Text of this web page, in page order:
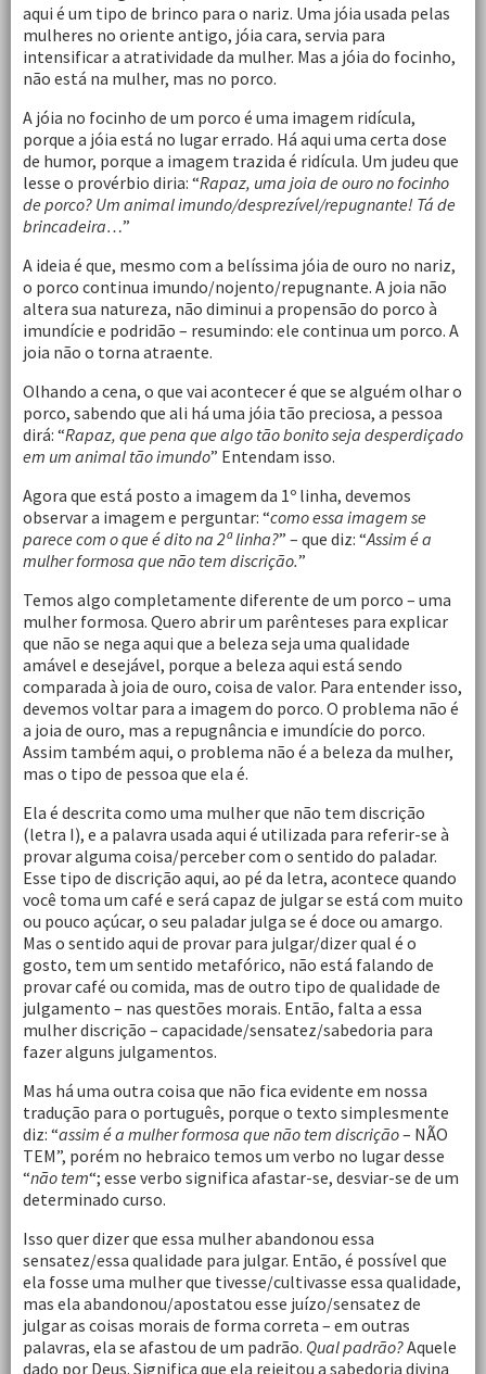
aqui é um tipo de brinco para o nariz. Uma jóia usada pelas
mulheres no oriente antigo, jóia cara, servia para
intensificar a atratividade da mulher. Mas a jóia do focinho,
não está na mulher, mas no porco.
A jóia no focinho de um porco é uma imagem ridícula,
porque a jóia está no lugar errado. Há aqui uma certa dose
de humor, porque a imagem trazida é ridícula. Um judeu que
lesse o provérbio diria: “Rapaz, uma joia de ouro no focinho
de porco? Um animal imundo/desprezível/repugnante! Tá de
brincadeira…”
A ideia é que, mesmo com a belíssima jóia de ouro no nariz,
o porco continua imundo/nojento/repugnante. A joia não
altera sua natureza, não diminui a propensão do porco à
imundície e podridão – resumindo: ele continua um porco. A
joia não o torna atraente.
Olhando a cena, o que vai acontecer é que se alguém olhar o
porco, sabendo que ali há uma jóia tão preciosa, a pessoa
dirá: “Rapaz, que pena que algo tão bonito seja desperdiçado
em um animal tão imundo” Entendam isso.
Agora que está posto a imagem da 1º linha, devemos
observar a imagem e perguntar: “como essa imagem se
parece com o que é dito na 2ª linha?” – que diz: “Assim é a
mulher formosa que não tem discrição.”
Temos algo completamente diferente de um porco – uma
mulher formosa. Quero abrir um parênteses para explicar
que não se nega aqui que a beleza seja uma qualidade
amável e desejável, porque a beleza aqui está sendo
comparada à joia de ouro, coisa de valor. Para entender isso,
devemos voltar para a imagem do porco. O problema não é
a joia de ouro, mas a repugnância e imundície do porco.
Assim também aqui, o problema não é a beleza da mulher,
mas o tipo de pessoa que ela é.
Ela é descrita como uma mulher que não tem discrição
(letra I), e a palavra usada aqui é utilizada para referir-se à
provar alguma coisa/perceber com o sentido do paladar.
Esse tipo de discrição aqui, ao pé da letra, acontece quando
você toma um café e será capaz de julgar se está com muito
ou pouco açúcar, o seu paladar julga se é doce ou amargo.
Mas o sentido aqui de provar para julgar/dizer qual é o
gosto, tem um sentido metafórico, não está falando de
provar café ou comida, mas de outro tipo de qualidade de
julgamento – nas questões morais. Então, falta a essa
mulher discrição – capacidade/sensatez/sabedoria para
fazer alguns julgamentos.
Mas há uma outra coisa que não fica evidente em nossa
tradução para o português, porque o texto simplesmente
diz: “assim é a mulher formosa que não tem discrição– NÃO
TEM”, porém no hebraico temos um verbo no lugar desse
“não tem“; esse verbo significa afastar-se, desviar-se de um
determinado curso.
Isso quer dizer que essa mulher abandonou essa
sensatez/essa qualidade para julgar. Então, é possível que
ela fosse uma mulher que tivesse/cultivasse essa qualidade,
mas ela abandonou/apostatou esse juízo/sensatez de
julgar as coisas morais de forma correta – em outras
palavras, ela se afastou de um padrão. Qual padrão?Aquele
dado por Deus. Significa que ela rejeitou a sabedoria divina